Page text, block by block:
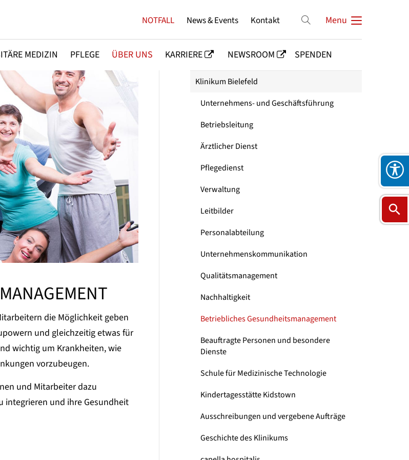
Menu
MEDIZIN PFLEGE ÜBER UNS KARRIERE NEWSROOM SPENDEN
NOTFALL News & Events Kontakt
die Möglichkeit geben
und gleichzeitig etwas für
wichtig um Krankheiten, wie
vorzubeugen.
und Mitarbeiter dazu
integrieren und ihre Gesundheit
Klinikum Bielefeld
Unternehmens- und Geschäftsführung
Betriebsleitung
Ärztlicher Dienst
Pflegedienst
Verwaltung
Leitbilder
Personalabteilung
Unternehmenskommunikation
Qualitätsmanagement
Nachhaltigkeit
Betriebliches Gesundheitsmanagement
Beauftragte Personen und besondere
Dienste
Schule für Medizinische Technologie
Kindertagesstätte Kidstown
Ausschreibungen und vergebene Aufträge
Geschichte des Klinikums